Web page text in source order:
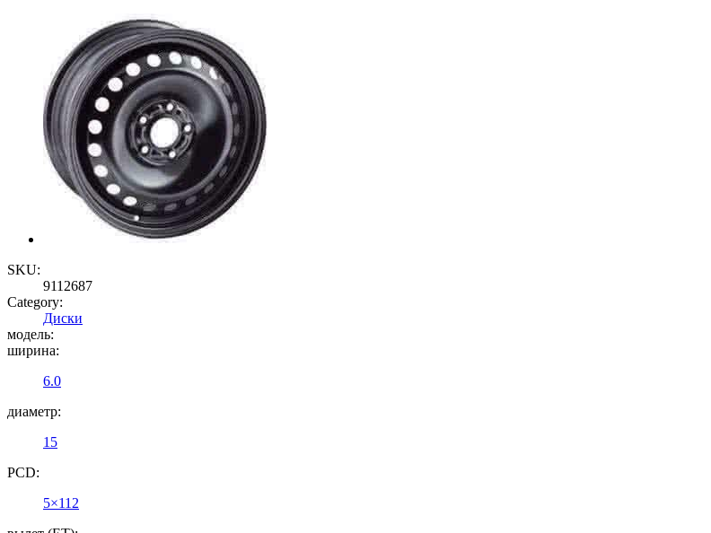
SKU:
9112687
Category:
Диски
модель:
ширина:
6.0
диаметр:
15
PCD:
5×112